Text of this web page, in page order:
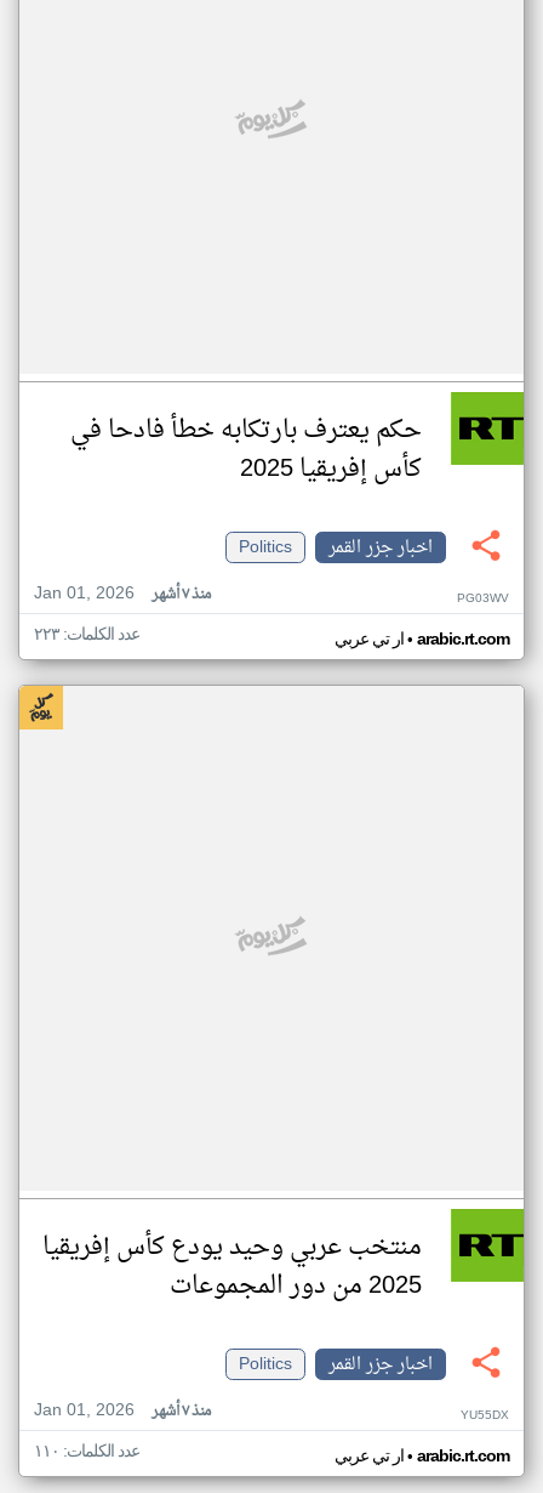
حكم يعترف بارتكابه خطأ فادحا في
كأس إفريقيا 2025
اخبار جزر القمر
Politics
Jan 01, 2026
منذ ٧ أشهر PG03WV
ار تي عربي• arabic.rt.com عدد الكلمات: ٢٢٣
منتخب عربي وحيد يودع كأس إفريقيا
2025 من دور المجموعات
اخبار جزر القمر
Politics
Jan 01, 2026
منذ ٧ أشهر YU55DX
ار تي عربي• arabic.rt.com عدد الكلمات: ١١٠